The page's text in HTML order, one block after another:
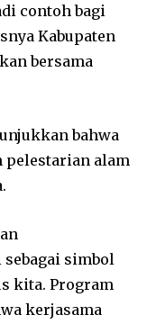
contoh bagi
Kabupaten
bersama
bahwa
pelestarian alam
simbol
kita. Program
kerjasama